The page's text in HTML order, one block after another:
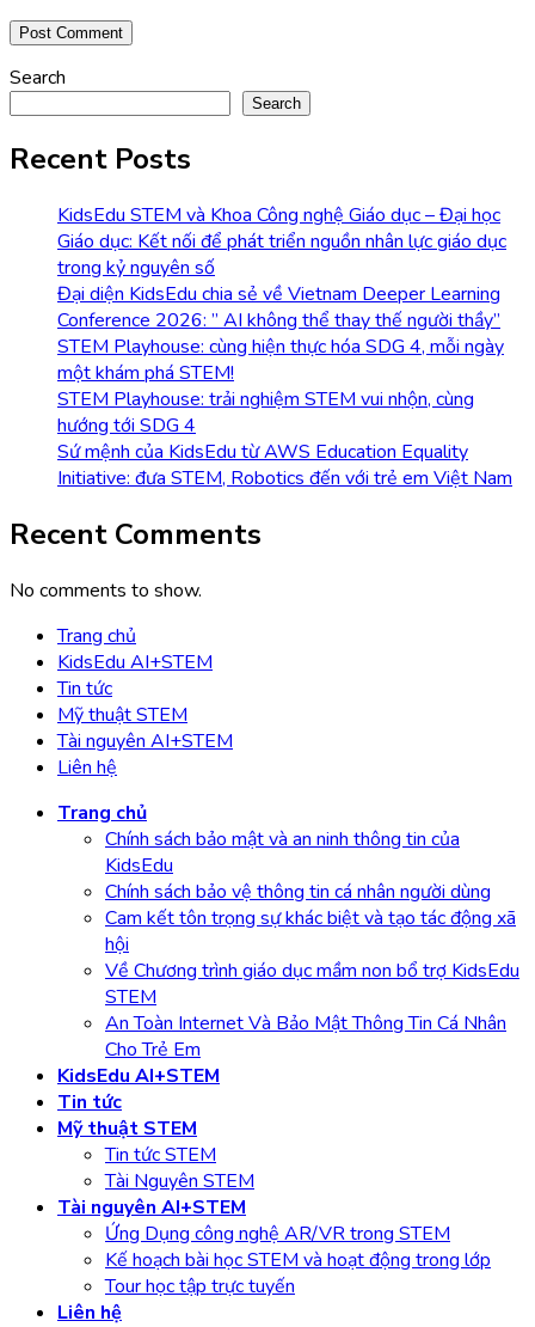
Search
Search
Recent Posts
KidsEdu STEM và Khoa Công nghệ Giáo dục – Đại học
Giáo dục: Kết nối để phát triển nguồn nhân lực giáo dục
trong kỷ nguyên số
Đại diện KidsEdu chia sẻ về Vietnam Deeper Learning
Conference 2026: ” AI không thể thay thế người thầy”
STEM Playhouse: cùng hiện thực hóa SDG 4, mỗi ngày
một khám phá STEM!
STEM Playhouse: trải nghiệm STEM vui nhộn, cùng
hướng tới SDG 4
Sứ mệnh của KidsEdu từ AWS Education Equality
Initiative: đưa STEM, Robotics đến với trẻ em Việt Nam
Recent Comments
No comments to show.
Trang chủ
KidsEdu AI+STEM
Tin tức
Mỹ thuật STEM
Tài nguyên AI+STEM
Liên hệ
Trang chủ
Chính sách bảo mật và an ninh thông tin của
KidsEdu
Chính sách bảo vệ thông tin cá nhân người dùng
Cam kết tôn trọng sự khác biệt và tạo tác động xã
hội
Về Chương trình giáo dục mầm non bổ trợ KidsEdu
STEM
An Toàn Internet Và Bảo Mật Thông Tin Cá Nhân
Cho Trẻ Em
KidsEdu AI+STEM
Tin tức
Mỹ thuật STEM
Tin tức STEM
Tài Nguyên STEM
Tài nguyên AI+STEM
Ứng Dụng công nghệ AR/VR trong STEM
Kế hoạch bài học STEM và hoạt động trong lớp
Tour học tập trực tuyến
Liên hệ